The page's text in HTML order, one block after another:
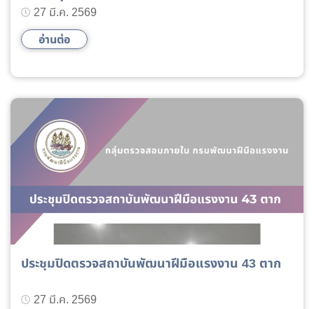
27 มี.ค. 2569
อ่านต่อ
ประชุมปิดตรวจสถาบันพัฒนาฝีมือแรงงาน 43 ตาก
27 มี.ค. 2569